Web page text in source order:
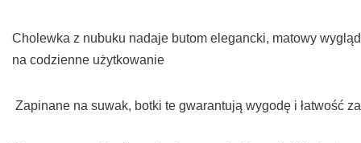
Cholewka z nubuku nadaje butom elegancki, matowy
na codzienne użytkowanie
Zapinane na suwak, botki te gwarantują wygodę i łatwość